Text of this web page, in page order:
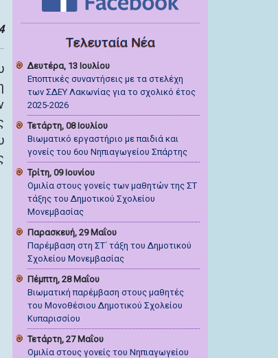
Τελευταία Νέα
Δευτέρα, 13 Ιουλίου
Εποπτικές συναντήσεις με τα στελέχη
των ΣΔΕΥ Λακωνίας για το σχολικό έτος
2025-2026
Τετάρτη, 08 Ιουλίου
Βιωματικό εργαστήριο με παιδιά και
γονείς του 6ου Νηπιαγωγείου Σπάρτης
Τρίτη, 09 Ιουνίου
Ομιλία στους γονείς των μαθητών της ΣΤ
τάξης του Δημοτικού Σχολείου
Μονεμβασίας
Παρασκευή, 29 Μαΐου
Παρέμβαση στη ΣΤ΄ τάξη του Δημοτικού
Σχολείου Μονεμβασίας
Πέμπτη, 28 Μαΐου
Βιωματική παρέμβαση στους μαθητές
του Μονοθέσιου Δημοτικού Σχολείου
Κυπαρισσίου
Τετάρτη, 27 Μαΐου
Ομιλία στους γονείς του Νηπιαγωγείου